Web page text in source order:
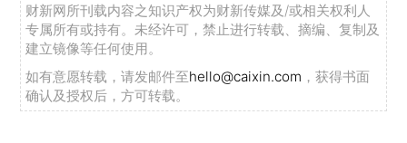
财新网所刊载内容之知识产权为财新传媒及/或相关权利人
专属所有或持有。未经许可，禁止进行转载、摘编、复制及
建立镜像等任何使用。
如有意愿转载，请发邮件至hello@caixin.com ，获得书面
确认及授权后，方可转载。